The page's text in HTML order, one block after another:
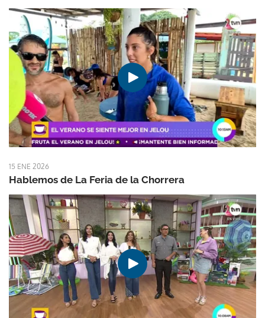
15 ENE 2026
Hablemos de La Feria de la Chorrera